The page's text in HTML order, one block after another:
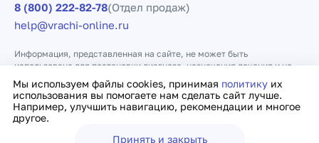
Мы используем файлы cookies, принимая политику их
использования вы помогаете нам сделать сайт лучше.
Например, улучшить навигацию, рекомендации и многое
другое.
Принять и закрыть
8 (800) 222-82-78(Отдел продаж)
help@vrachi-online.ru
Информация, представленная на сайте, не может быть
использована для постановки диагноза, назначения лечения и не
заменяет прием врача.
Политика конфиденциальности Договор оферты